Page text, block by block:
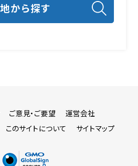
ご意見・ご要望
運営会社
このサイトについて サイトマップ